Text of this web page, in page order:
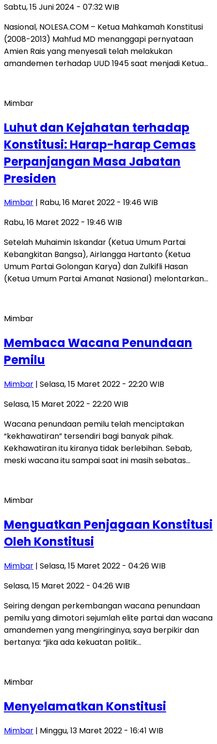
Sabtu, 15 Juni 2024 - 07:32 WIB
Nasional, NOLESA.COM – Ketua Mahkamah Konstitusi
(2008-2013) Mahfud MD menanggapi pernyataan
Amien Rais yang menyesali telah melakukan
amandemen terhadap UUD 1945 saat menjadi Ketua…
Mimbar
Luhut dan Kejahatan terhadap
Konstitusi: Harap-harap Cemas
Perpanjangan Masa Jabatan
Presiden
Mimbar | Rabu, 16 Maret 2022 - 19:46 WIB
Rabu, 16 Maret 2022 - 19:46 WIB
Setelah Muhaimin Iskandar (Ketua Umum Partai
Kebangkitan Bangsa), Airlangga Hartanto (Ketua
Umum Partai Golongan Karya) dan Zulkifli Hasan
(Ketua Umum Partai Amanat Nasional) melontarkan…
Mimbar
Membaca Wacana Penundaan
Pemilu
Mimbar | Selasa, 15 Maret 2022 - 22:20 WIB
Selasa, 15 Maret 2022 - 22:20 WIB
Wacana penundaan pemilu telah menciptakan
“kekhawatiran” tersendiri bagi banyak pihak.
Kekhawatiran itu kiranya tidak berlebihan. Sebab,
meski wacana itu sampai saat ini masih sebatas…
Mimbar
Menguatkan Penjagaan Konstitusi
Oleh Konstitusi
Mimbar | Selasa, 15 Maret 2022 - 04:26 WIB
Selasa, 15 Maret 2022 - 04:26 WIB
Seiring dengan perkembangan wacana penundaan
pemilu yang dimotori sejumlah elite partai dan wacana
amandemen yang mengiringinya, saya berpikir dan
bertanya: “jika ada kekuatan politik…
Mimbar
Menyelamatkan Konstitusi
Mimbar | Minggu, 13 Maret 2022 - 16:41 WIB